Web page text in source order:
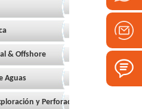
& Offshore
Aguas
y Perforación